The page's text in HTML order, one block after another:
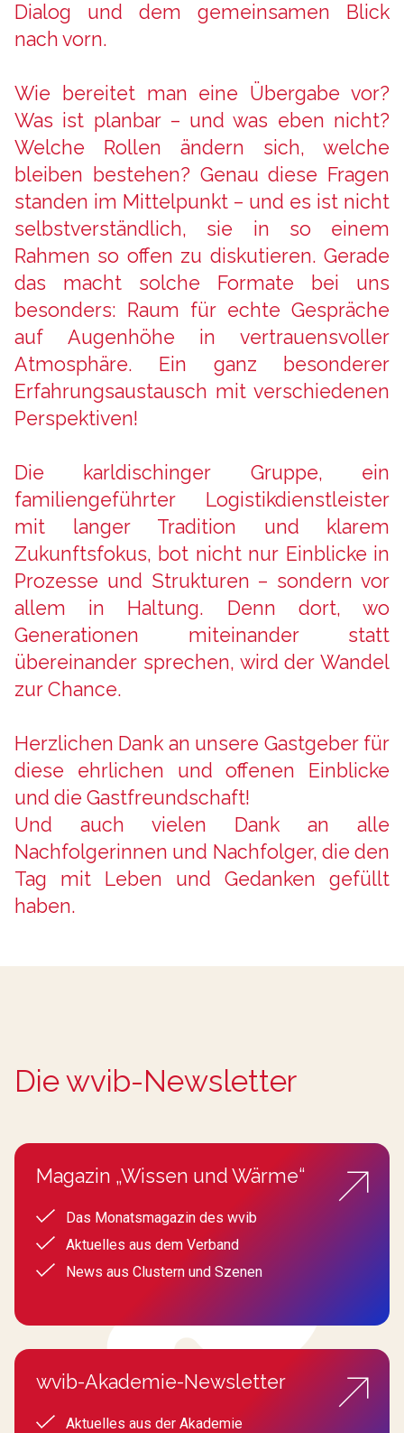
Dialog und dem gemeinsamen Blick
nach vorn.
Wie bereitet man eine Übergabe vor?
Was ist planbar – und was eben nicht?
Welche Rollen ändern sich, welche
bleiben bestehen? Genau diese Fragen
standen im Mittelpunkt – und es ist nicht
selbstverständlich, sie in so einem
Rahmen so offen zu diskutieren. Gerade
das macht solche Formate bei uns
besonders: Raum für echte Gespräche
auf Augenhöhe in vertrauensvoller
Atmosphäre. Ein ganz besonderer
Erfahrungsaustausch mit verschiedenen
Perspektiven!
Die karldischinger Gruppe, ein
familiengeführter Logistikdienstleister
mit langer Tradition und klarem
Zukunftsfokus, bot nicht nur Einblicke in
Prozesse und Strukturen – sondern vor
allem in Haltung. Denn dort, wo
Generationen miteinander statt
übereinander sprechen, wird der Wandel
zur Chance.
Herzlichen Dank an unsere Gastgeber für
diese ehrlichen und offenen Einblicke
und die Gastfreundschaft!
Und auch vielen Dank an alle
Nachfolgerinnen und Nachfolger, die den
Tag mit Leben und Gedanken gefüllt
haben.
Die wvib-Newsletter
Magazin „Wissen und Wärme“
Das Monatsmagazin des wvib
Aktuelles aus dem Verband
News aus Clustern und Szenen
wvib-Akademie-Newsletter
Aktuelles aus der Akademie